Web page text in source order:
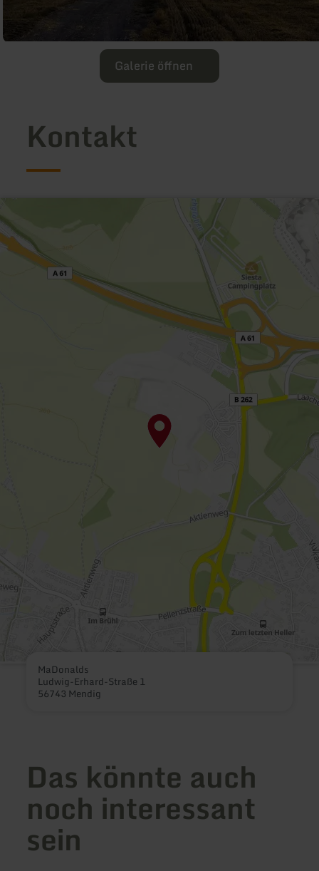
Galerie öffnen
Kontakt
MaDonalds
Ludwig-Erhard-Straße 1
56743 Mendig
Das könnte auch
noch interessant
sein